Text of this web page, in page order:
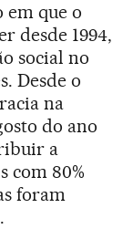
que o
desde 1994,
social no
Desde o
na
do ano
a
com 80%
foram